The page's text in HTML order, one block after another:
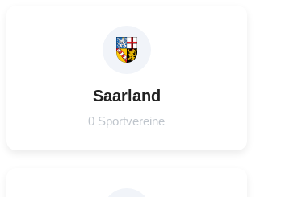
Saarland
0 Sportvereine